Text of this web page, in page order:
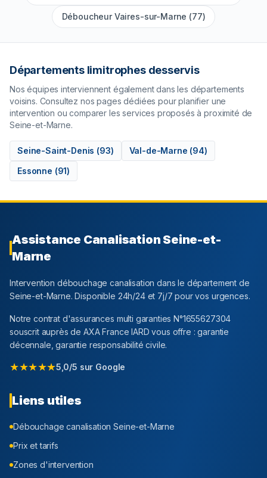
Déboucheur Vaires-sur-Marne (77)
Départements limitrophes desservis
Nos équipes interviennent également dans les départements
voisins. Consultez nos pages dédiées pour planifier une
intervention ou comparer les services proposés à proximité de
Seine-et-Marne.
Seine-Saint-Denis (93) Val-de-Marne (94)
Essonne (91)
Assistance Canalisation Seine-et-
Marne
Intervention débouchage canalisation dans le département de
Seine-et-Marne. Disponible 24h/24 et 7j/7 pour vos urgences.
Notre contrat d'assurances multi garanties N°1655627304
souscrit auprès de AXA France IARD vous offre : garantie
décennale, garantie responsabilité civile.
★★★★★5,0/5 sur Google
Liens utiles
Débouchage canalisationSeine-et-Marne
Prix et tarifs
Zones d'intervention